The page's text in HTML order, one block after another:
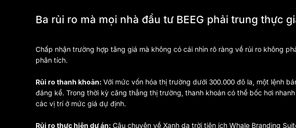
Ba rủi ro mà mọi nhà đầu tư BEEG phải trung thực
Chấp nhận trường hợp tăng giá mà không có cái nhìn rõ ràng về rủi ro không
phân tích.
Rủi ro thanh khoản: Với mức vốn hóa thị trường dưới 300.000 đô la, một lệnh
đáng kể. Trong thời kỳ căng thẳng thị trường, thanh khoản có thể bốc hơi
các vị trí ở mức giá dự định.
Rủi ro thực hiện dự án: Câu chuyện về Xanh da trời tiện ích Whale Branding